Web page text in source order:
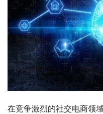
在竞争激烈的社交电商领